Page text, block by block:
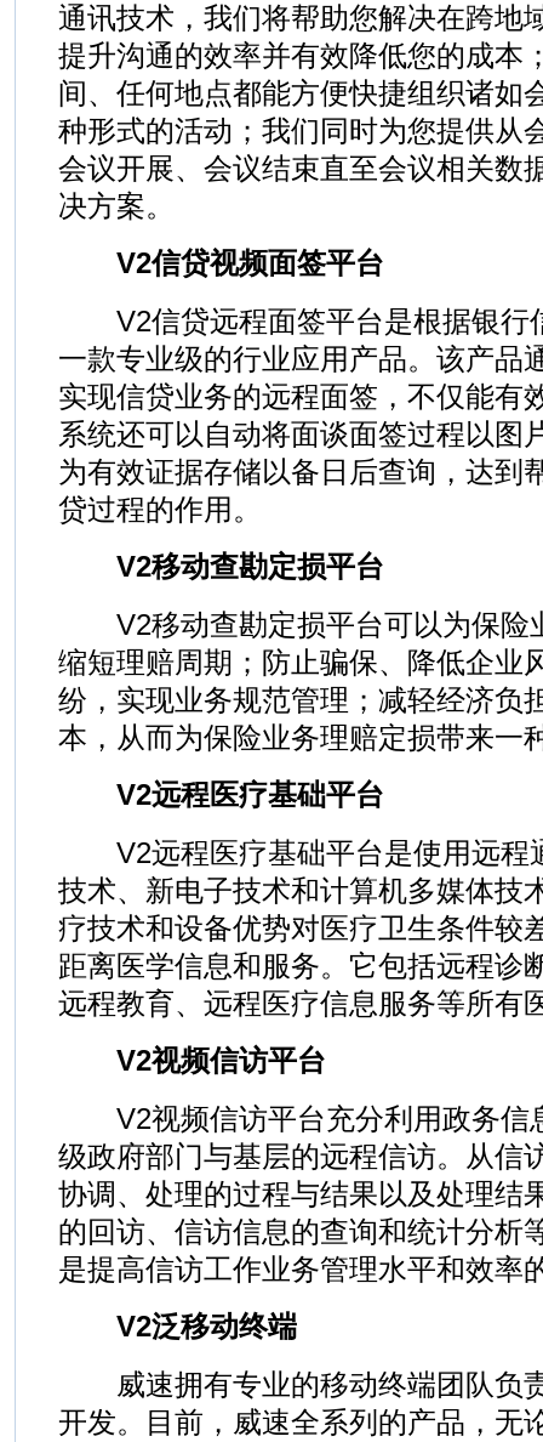
通讯技术，我们将帮助您解决在跨地
提升沟通的效率并有效降低您的成本
间、任何地点都能方便快捷组织诸如
种形式的活动；我们同时为您提供从
会议开展、会议结束直至会议相关数
决方案。
V2信贷视频面签平台
V2信贷远程面签平台是根据银行
一款专业级的行业应用产品。该产品
实现信贷业务的远程面签，不仅能有
系统还可以自动将面谈面签过程以图
为有效证据存储以备日后查询，达到
贷过程的作用。
V2移动查勘定损平台
V2移动查勘定损平台可以为保险
缩短理赔周期；防止骗保、降低企业
纷，实现业务规范管理；减轻经济负
本，从而为保险业务理赔定损带来一
V2远程医疗基础平台
V2远程医疗基础平台是使用远程
技术、新电子技术和计算机多媒体技
疗技术和设备优势对医疗卫生条件较
距离医学信息和服务。它包括远程诊
远程教育、远程医疗信息服务等所有
V2视频信访平台
V2视频信访平台充分利用政务信
级政府部门与基层的远程信访。从信
协调、处理的过程与结果以及处理结
的回访、信访信息的查询和统计分析
是提高信访工作业务管理水平和效率
V2泛移动终端
威速拥有专业的移动终端团队负
开发。目前，威速全系列的产品，无